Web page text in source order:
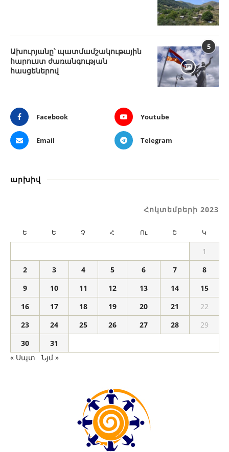
5
Ախուրյանը՝ պատմամշակութային
հարուստ ժառանգության
հասցեներով
Facebook Youtube
Email Telegram
արխիվ
Հոկտեմբերի 2023
Ե Ե Չ Հ Ու Շ Կ
1
2
3 4 5 6 7
8
9
10 11 12 13 14
15
16
17 18 19 20 21
22
23
24 25 26 27 28
29
30
31
« Սպտ
Նյմ »